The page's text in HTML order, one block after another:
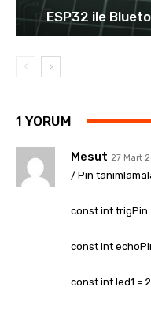
ESP32 ile
1 YORUM
Mesut 27 Mart
/ Pin
const int trigPin
const int
const int led1 =